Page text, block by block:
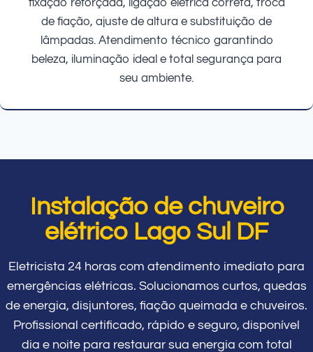
de fiação, ajuste de altura e substituição de
lâmpadas. Atendimento técnico garantindo
beleza, iluminação ideal e total segurança para
seu ambiente.
Instalação de chuveiro
elétrico Lago Sul DF
Eletricista 24 horas com atendimento imediato para
emergências elétricas. Solucionamos curtos, quedas
de energia, disjuntores, fiação queimada e chuveiros.
Profissional certificado, rápido e seguro, disponível
dia e noite para restaurar sua energia com total